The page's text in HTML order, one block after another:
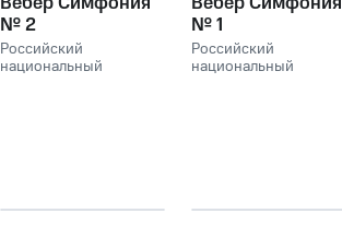
№ 2
Российский
национальный
№ 1
Российский
национальный